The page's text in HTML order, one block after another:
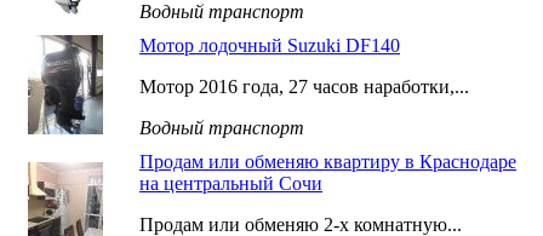
Водный транспорт
Мотор лодочный Suzuki DF140
Мотор 2016 года, 27 часов наработки,...
Водный транспорт
Продам или обменяю квартиру в Краснодаре
на центральный Сочи
Продам или обменяю 2-х комнатную...